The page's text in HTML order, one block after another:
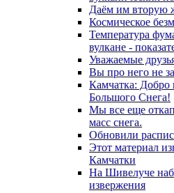
Даём им вторую
Космическое
Температура
вулкане -
Уважаемые
Вы про него не
Камчатка: Добро
Большого Снега!
Мы все еще
масс снега.
Обновили
Этот материал
Камчатки
На Шивелуче
извержения